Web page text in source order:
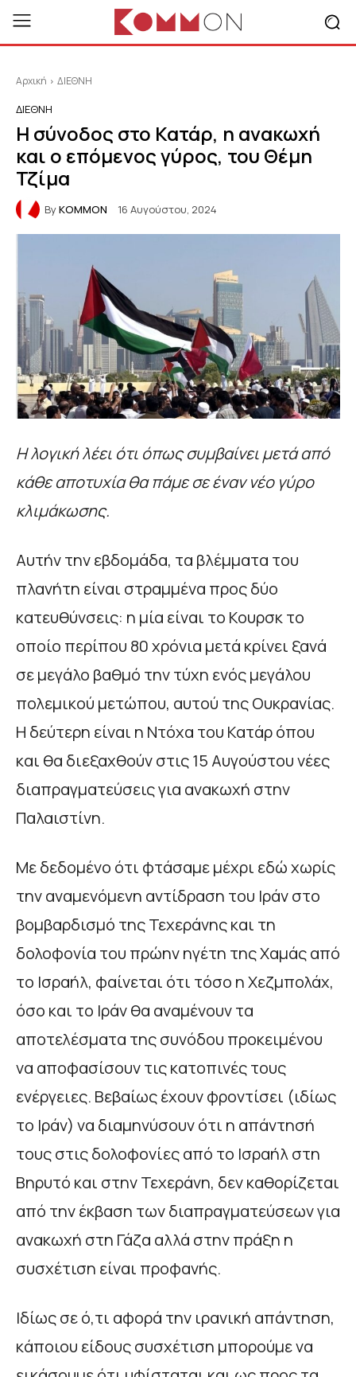
Αρχική ΔΙΕΘΝΗ
ΔΙΕΘΝΗ
Η σύνοδος στο Κατάρ, η ανακωχή
και ο επόμενος γύρος, του Θέμη
Τζίμα
ByKOMMON 16 Αυγούστου, 2024
Η λογική λέει ότι όπως συμβαίνει μετά από
κάθε αποτυχία θα πάμε σε έναν νέο γύρο
κλιμάκωσης.
Αυτήν την εβδομάδα, τα βλέμματα του
πλανήτη είναι στραμμένα προς δύο
κατευθύνσεις: η μία είναι το Κουρσκ το
οποίο περίπου 80 χρόνια μετά κρίνει ξανά
σε μεγάλο βαθμό την τύχη ενός μεγάλου
πολεμικού μετώπου, αυτού της Ουκρανίας.
Η δεύτερη είναι η Ντόχα του Κατάρ όπου
και θα διεξαχθούν στις 15 Αυγούστου νέες
διαπραγματεύσεις για ανακωχή στην
Παλαιστίνη.
Με δεδομένο ότι φτάσαμε μέχρι εδώ χωρίς
την αναμενόμενη αντίδραση του Ιράν στο
βομβαρδισμό της Τεχεράνης και τη
δολοφονία του πρώην ηγέτη της Χαμάς από
το Ισραήλ, φαίνεται ότι τόσο η Χεζμπολάχ,
όσο και το Ιράν θα αναμένουν τα
αποτελέσματα της συνόδου προκειμένου
να αποφασίσουν τις κατοπινές τους
ενέργειες. Βεβαίως έχουν φροντίσει (ιδίως
το Ιράν) να διαμηνύσουν ότι η απάντησή
τους στις δολοφονίες από το Ισραήλ στη
Βηρυτό και στην Τεχεράνη, δεν καθορίζεται
από την έκβαση των διαπραγματεύσεων για
ανακωχή στη Γάζα αλλά στην πράξη η
συσχέτιση είναι προφανής.
Ιδίως σε ό,τι αφορά την ιρανική απάντηση,
κάποιου είδους συσχέτιση μπορούμε να